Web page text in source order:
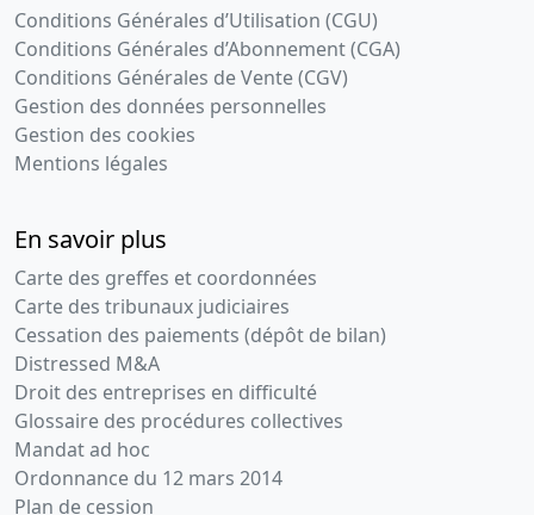
Conditions Générales d’Utilisation (CGU)
Conditions Générales d’Abonnement (CGA)
Conditions Générales de Vente (CGV)
Gestion des données personnelles
Gestion des cookies
Mentions légales
En savoir plus
Carte des greffes et coordonnées
Carte des tribunaux judiciaires
Cessation des paiements (dépôt de bilan)
Distressed M&A
Droit des entreprises en difficulté
Glossaire des procédures collectives
Mandat ad hoc
Ordonnance du 12 mars 2014
Plan de cession